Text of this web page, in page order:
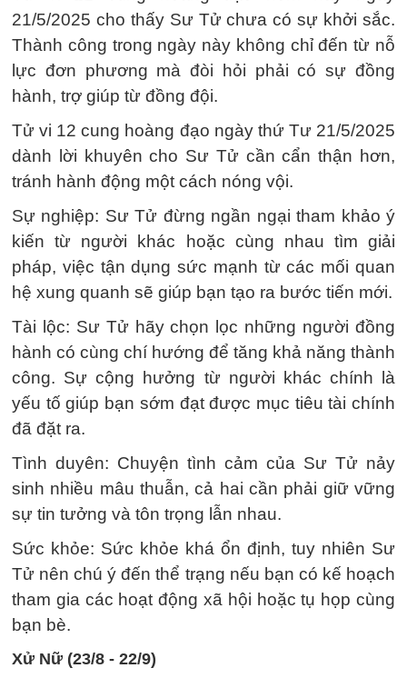
21/5/2025 cho thấy Sư Tử chưa có sự khởi sắc.
Thành công trong ngày này không chỉ đến từ nỗ
lực đơn phương mà đòi hỏi phải có sự đồng
hành, trợ giúp từ đồng đội.
Tử vi 12 cung hoàng đạo ngày thứ Tư 21/5/2025
dành lời khuyên cho Sư Tử cần cẩn thận hơn,
tránh hành động một cách nóng vội.
Sự nghiệp: Sư Tử đừng ngần ngại tham khảo ý
kiến từ người khác hoặc cùng nhau tìm giải
pháp, việc tận dụng sức mạnh từ các mối quan
hệ xung quanh sẽ giúp bạn tạo ra bước tiến mới.
Tài lộc: Sư Tử hãy chọn lọc những người đồng
hành có cùng chí hướng để tăng khả năng thành
công. Sự cộng hưởng từ người khác chính là
yếu tố giúp bạn sớm đạt được mục tiêu tài chính
đã đặt ra.
Tình duyên: Chuyện tình cảm của Sư Tử nảy
sinh nhiều mâu thuẫn, cả hai cần phải giữ vững
sự tin tưởng và tôn trọng lẫn nhau.
Sức khỏe: Sức khỏe khá ổn định, tuy nhiên Sư
Tử nên chú ý đến thể trạng nếu bạn có kế hoạch
tham gia các hoạt động xã hội hoặc tụ họp cùng
bạn bè.
Xử Nữ (23/8 - 22/9)